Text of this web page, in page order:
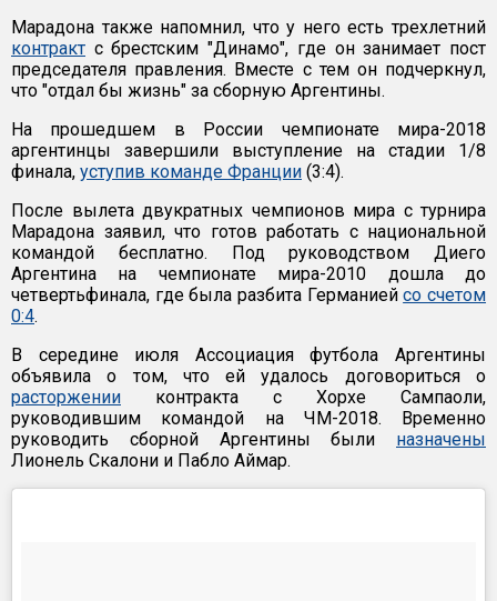
Марадона также напомнил, что у него есть трехлетний
контракт с брестским "Динамо", где он занимает пост
председателя правления. Вместе с тем он подчеркнул,
что "отдал бы жизнь" за сборную Аргентины.
На прошедшем в России чемпионате мира-2018
аргентинцы завершили выступление на стадии 1/8
финала, уступив команде Франции (3:4).
После вылета двукратных чемпионов мира с турнира
Марадона заявил, что готов работать с национальной
командой бесплатно. Под руководством Диего
Аргентина на чемпионате мира-2010 дошла до
четвертьфинала, где была разбита Германиейсо счетом
0:4.
В середине июля Ассоциация футбола Аргентины
объявила о том, что ей удалось договориться о
расторжении контракта с Хорхе Сампаоли,
руководившим командой на ЧМ-2018. Временно
руководить сборной Аргентины были назначены
Лионель Скалони и Пабло Аймар.